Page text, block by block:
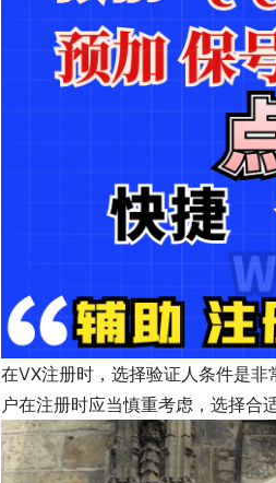
在VX注册时，选择验证人条件是
户在注册时应当慎重考虑，选择合